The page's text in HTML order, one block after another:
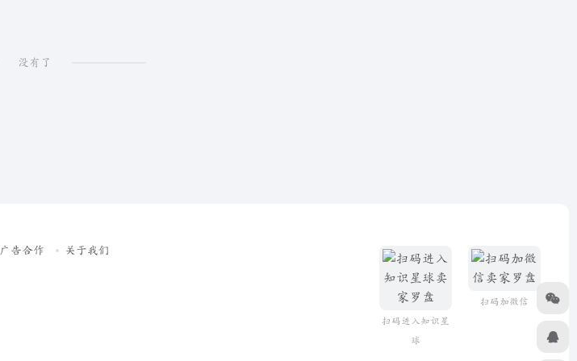
没有了
广告合作 关于我们
扫码进入知识星
球
扫码加微信